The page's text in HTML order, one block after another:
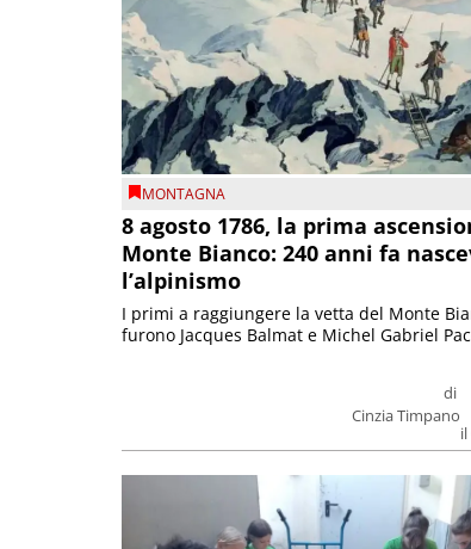
MONTAGNA
8 agosto 1786, la prima
Monte Bianco: 240 anni fa
l’alpinismo
di
Cinzia Timpano
I primi a raggiungere la vetta del Monte
furono Jacques Balmat e Michel Gabriel